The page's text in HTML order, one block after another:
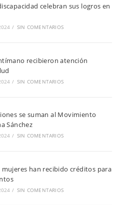
celebran sus logros en
/ SIN COMENTARIOS
recibieron atención
/ SIN COMENTARIOS
se suman al Movimiento
Sánchez
/ SIN COMENTARIOS
mujeres han recibido créditos para
/ SIN COMENTARIOS